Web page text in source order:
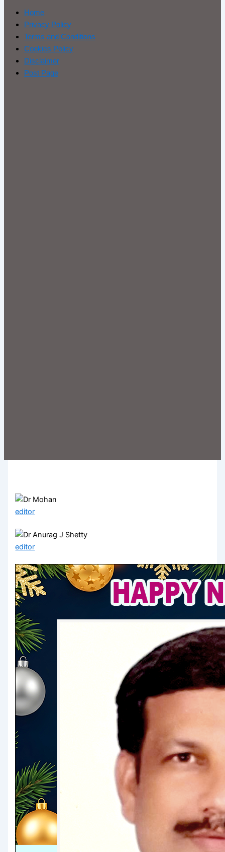
Home
Privacy Policy
Terms and Conditions
Cookies Policy
Disclaimer
Post Page
editor
editor